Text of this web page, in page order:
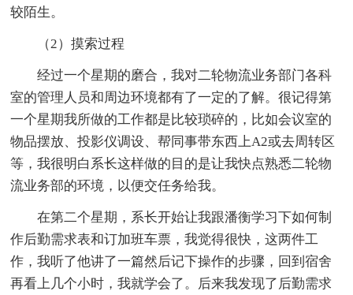
较陌生。
（2）摸索过程
经过一个星期的磨合，我对二轮物流业务部门各科
室的管理人员和周边环境都有了一定的了解。很记得第
一个星期我所做的工作都是比较琐碎的，比如会议室的
物品摆放、投影仪调设、帮同事带东西上A2或去周转区
等，我很明白系长这样做的目的是让我快点熟悉二轮物
流业务部的环境，以便交任务给我。
在第二个星期，系长开始让我跟潘衡学习下如何制
作后勤需求表和订加班车票，我觉得很快，这两件工
作，我听了他讲了一篇然后记下操作的步骤，回到宿舍
再看上几个小时，我就学会了。后来我发现了后勤需求